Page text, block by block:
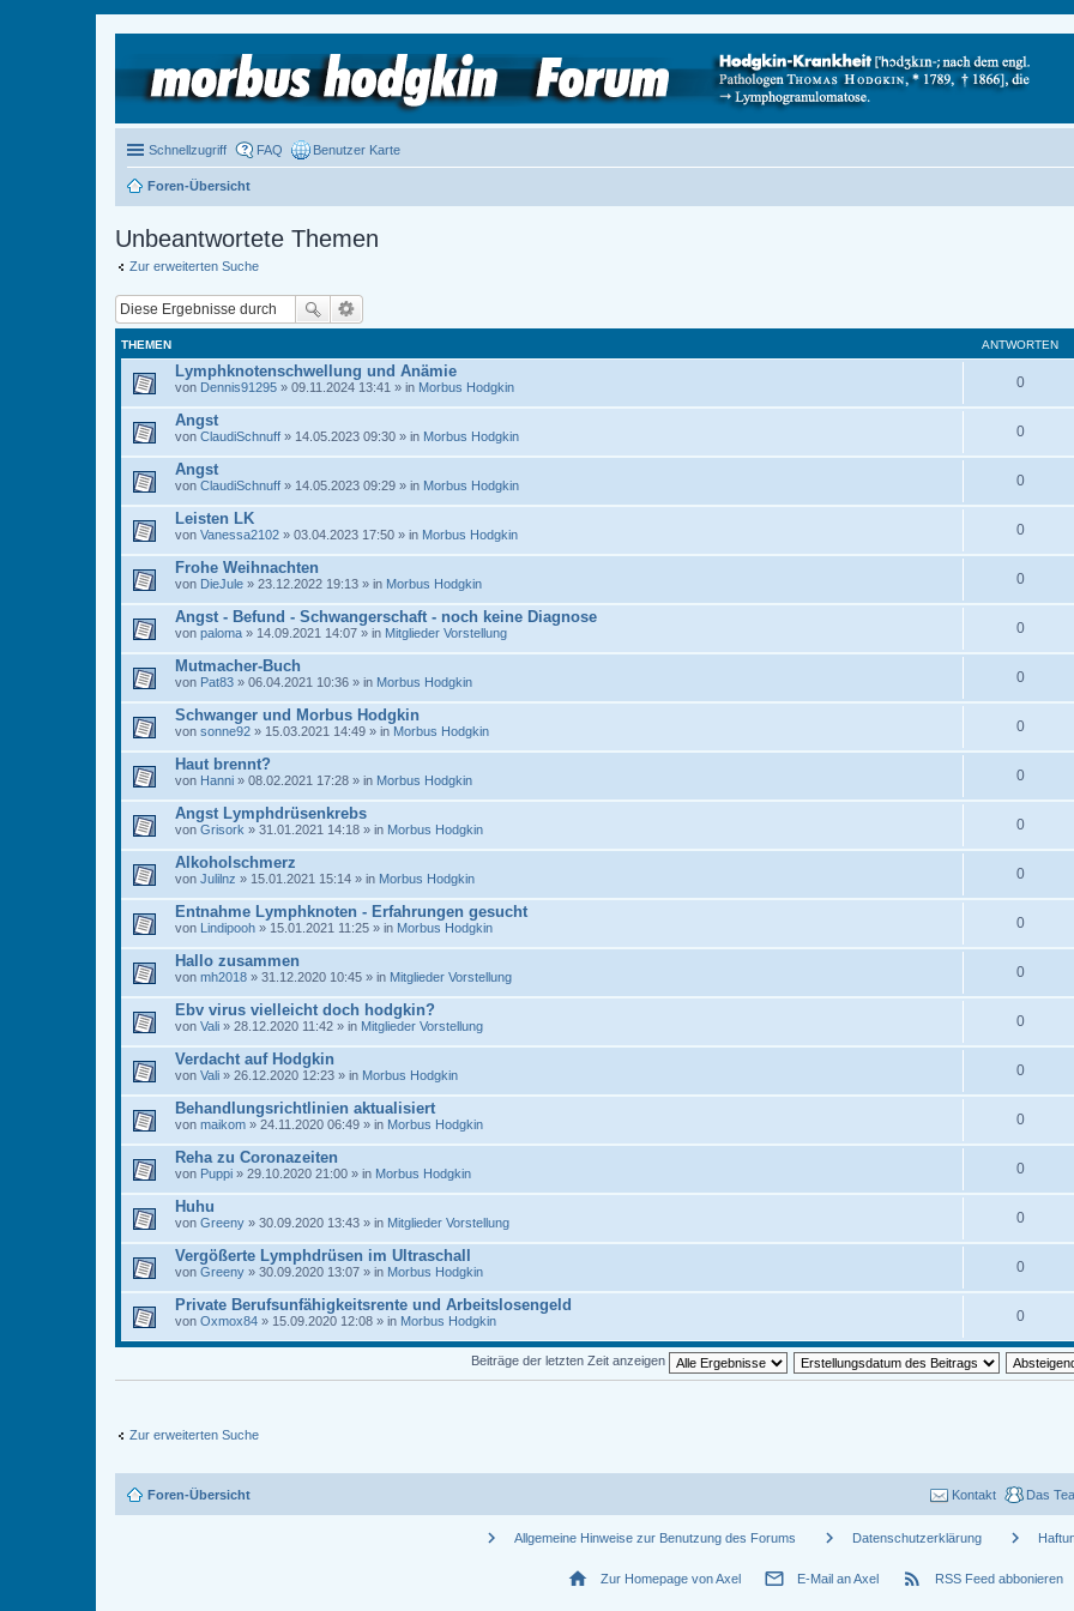
Schnellzugriff FAQ Benutzer Karte
Foren-Übersicht
Unbeantwortete Themen
Zur erweiterten Suche
THEMEN ANTWORTEN
Lymphknotenschwellung und Anämie
von Dennis91295 » 09.11.2024 13:41 » in Morbus Hodgkin 0
Angst
von ClaudiSchnuff » 14.05.2023 09:30 » in Morbus Hodgkin 0
Angst
von ClaudiSchnuff » 14.05.2023 09:29 » in Morbus Hodgkin 0
Leisten LK
von Vanessa2102 » 03.04.2023 17:50 » in Morbus Hodgkin 0
Frohe Weihnachten
von DieJule » 23.12.2022 19:13 » in Morbus Hodgkin 0
Angst - Befund - Schwangerschaft - noch keine Diagnose
von paloma » 14.09.2021 14:07 » in Mitglieder Vorstellung 0
Mutmacher-Buch
von Pat83 » 06.04.2021 10:36 » in Morbus Hodgkin 0
Schwanger und Morbus Hodgkin
von sonne92 » 15.03.2021 14:49 » in Morbus Hodgkin 0
Haut brennt?
von Hanni » 08.02.2021 17:28 » in Morbus Hodgkin 0
Angst Lymphdrüsenkrebs
von Grisork » 31.01.2021 14:18 » in Morbus Hodgkin 0
Alkoholschmerz
von Julilnz » 15.01.2021 15:14 » in Morbus Hodgkin 0
Entnahme Lymphknoten - Erfahrungen gesucht
von Lindipooh » 15.01.2021 11:25 » in Morbus Hodgkin 0
Hallo zusammen
von mh2018 » 31.12.2020 10:45 » in Mitglieder Vorstellung 0
Ebv virus vielleicht doch hodgkin?
von Vali » 28.12.2020 11:42 » in Mitglieder Vorstellung 0
Verdacht auf Hodgkin
von Vali » 26.12.2020 12:23 » in Morbus Hodgkin 0
Behandlungsrichtlinien aktualisiert
von maikom » 24.11.2020 06:49 » in Morbus Hodgkin 0
Reha zu Coronazeiten
von Puppi » 29.10.2020 21:00 » in Morbus Hodgkin 0
Huhu
von Greeny » 30.09.2020 13:43 » in Mitglieder Vorstellung 0
Vergößerte Lymphdrüsen im Ultraschall
von Greeny » 30.09.2020 13:07 » in Morbus Hodgkin 0
Private Berufsunfähigkeitsrente und Arbeitslosengeld
von Oxmox84 » 15.09.2020 12:08 » in Morbus Hodgkin 0
Beiträge der letzten Zeit anzeigen
Zur erweiterten Suche
Foren-Übersicht Das
Kontakt
chevron_right Allgemeine Hinweise zur Benutzung des Forums chevron_right Datenschutzerklärung chevron_right
home Zur Homepage von Axel mail_outline E-Mail an Axel rss_feed RSS Feed abbonieren